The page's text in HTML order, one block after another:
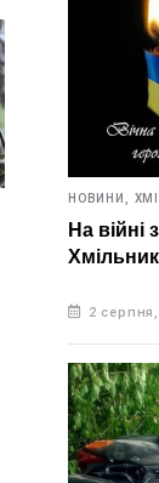
день?
НОВИНИ,
На війні
2